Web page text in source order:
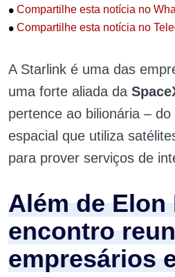
• Compartilhe esta notícia no
• Compartilhe esta notícia no
A Starlink é uma das
uma forte aliada da
pertence ao bilionária –
espacial que utiliza
para prover serviços de
Além de Elon
encontro
empresários